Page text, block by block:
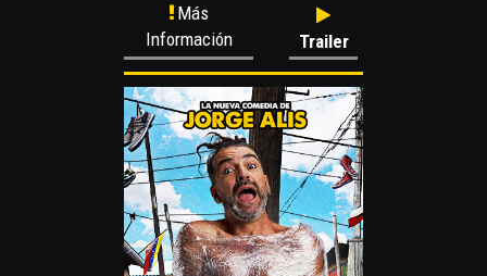
Más
Información
Trailer